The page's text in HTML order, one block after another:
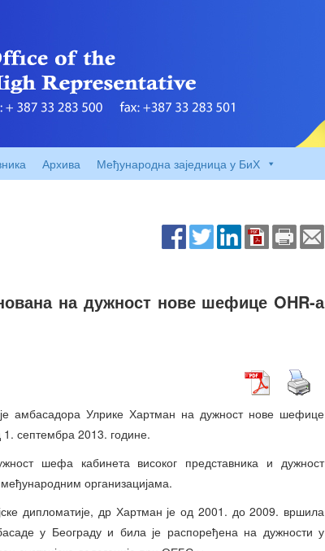
Архива Међународна заједница у БиХ
на дужност нове шефице OHR-а
амбасадора Улрике Хартман на дужност нове шефице
1. септембра 2013. године.
шефа кабинета високог представника и дужност
организацијама.
дипломатије, др Хартман је од 2001. до 2009. вршила
у Београду и била је распоређена на дужности у